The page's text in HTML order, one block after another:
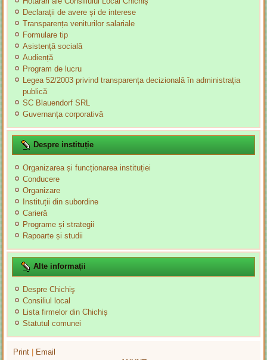
Declarații de avere și de interese
Transparența veniturilor salariale
Formulare tip
Asistență socială
Audiență
Program de lucru
Legea 52/2003 privind transparența decizională în administrația
publică
SC Blauendorf SRL
Guvernanța corporativă
Despre instituție
Organizarea și funcționarea instituției
Conducere
Organizare
Instituții din subordine
Carieră
Programe și strategii
Rapoarte și studii
Alte informații
Despre Chichiş
Consiliul local
Lista firmelor din Chichiș
Statutul comunei
Print | Email